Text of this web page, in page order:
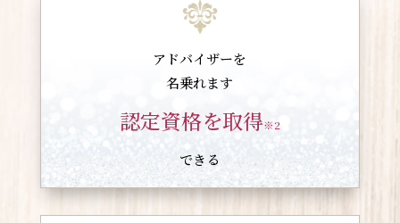
アドバイザーを
名乗れます
認定資格を取得※2
できる